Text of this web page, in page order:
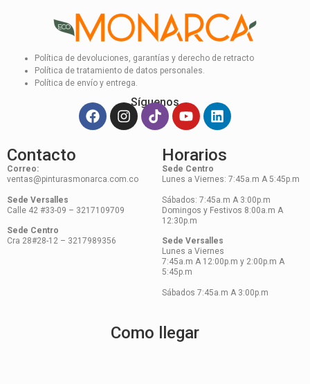
Política de devoluciones, garantías y derecho de retracto
Política de tratamiento de datos personales.
Política de envío y entrega.
Síguenos
Contacto
Correo:
ventas@pinturasmonarca.com.co
Sede Versalles
Calle 42 #33-09 – 3217109709
Sede Centro
Cra 28#28-12 – 3217989356
Horarios
Sede Centro
Lunes a Viernes: 7:45a.m A 5:45p.m
Sábados: 7:45a.m A 3:00p.m
Domingos y Festivos 8:00a.m A
12:30p.m
Sede Versalles
Lunes a Viernes
7:45a.m A 12:00p.m y 2:00p.m A
5:45p.m
Sábados 7:45a.m A 3:00p.m
Como llegar